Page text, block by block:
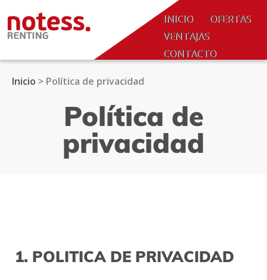
SALTAR AL CONTENIDO.
INICIO
OFERTAS
VENTAJAS
CONTACTO
COLABORADORES
Inicio > Política de privacidad
Política de
privacidad
1. POLITICA DE PRIVACIDAD